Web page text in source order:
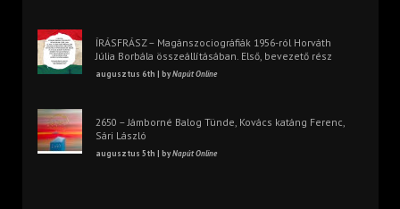
ÍRÁSFRÁSZ – Magánszociográfiák 1956-ról Horváth
Júlia Borbála összeállításában. Első, bevezető rész
augusztus 6th | byNapút Online
2650 – Jámborné Balog Tünde, Kovács katáng Ferenc,
Sári László
augusztus 5th | byNapút Online